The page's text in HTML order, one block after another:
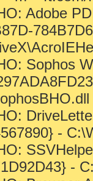
Adobe
Sophos
-
-